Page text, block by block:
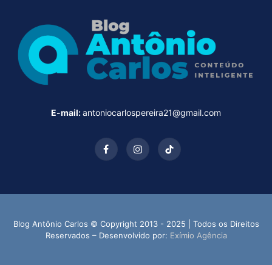
E-mail:antoniocarlospereira21@gmail.com
FacebookInstagramTikTok
Blog Antônio Carlos © Copyright 2013 - 2025 | Todos os Direitos
Reservados – Desenvolvido por: Exímio Agência